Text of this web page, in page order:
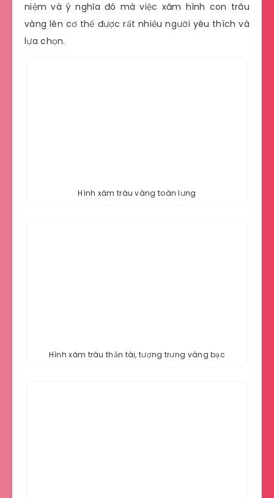
niệm và ý nghĩa đó mà việc xăm hình con trâu
vàng lên cơ thể được rất nhiều người yêu thích và
lựa chọn.
Hình xăm trâu vàng toàn lưng
Hình xăm trâu thần tài, tượng trưng vàng bạc